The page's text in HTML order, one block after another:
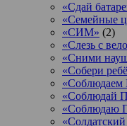
«Сдай
«Семейные
«СИМ» (2)
«Слезь с
«Сними
«Собери
«Соблюдай
«Соблюдаю